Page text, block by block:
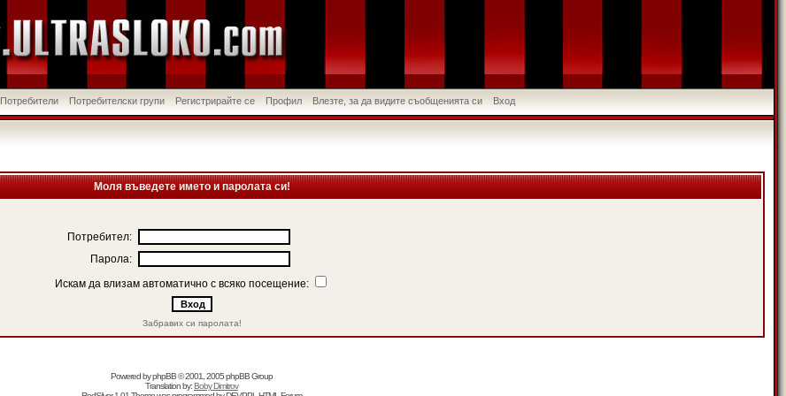
Потребители Потребителски групи Регистрирайте се Профил Влезте, за да видите съобщенията си Вход
Моля въведете името и паролата си!
Потребител:
Парола:
Искам да влизам автоматично с всяко посещение:
Забравих си паролата!
Powered byphpBB© 2001, 2005 phpBB Group
Translation by:Boby Dimitrov